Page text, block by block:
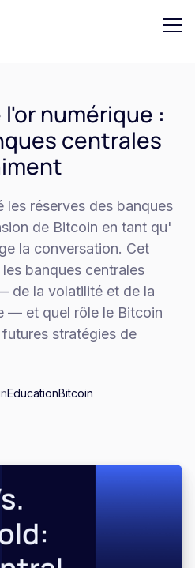
numérique :
centrales
les réserves des banques
de Bitcoin en tant qu'
la conversation. Cet
banques centrales
de la volatilité et de la
— et quel rôle le Bitcoin
stratégies de
EducationBitcoin